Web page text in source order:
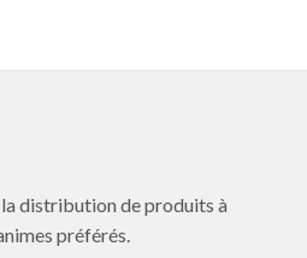
Les
sur
distribution de produits à
préférés.